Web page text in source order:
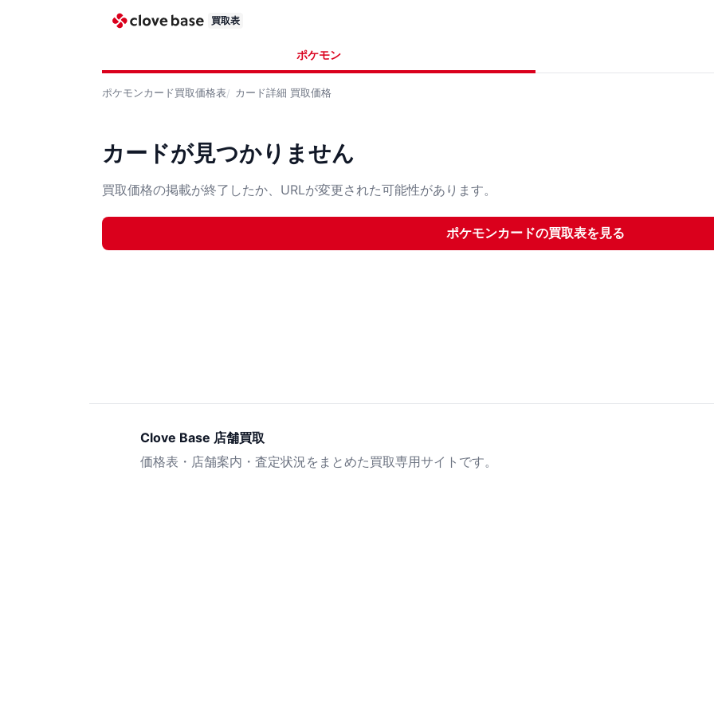
買取表
ポケモン
ポケモンカード買取価格表 カード詳細 買取価格
カードが見つかりません
買取価格の掲載が終了したか、URLが変更された可能性があります。
ポケモンカードの買取表を見る
Clove Base 店舗買取
価格表・店舗案内・査定状況をまとめた買取専用サイトです。